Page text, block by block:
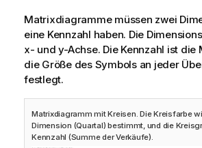
Matrixdiagramme müssen zwei
eine Kennzahl haben. Die
x- und y-Achse. Die Kennzahl ist die
die Größe des Symbols an jeder
festlegt.
Matrixdiagramm mit Kreisen. Die Kreisfarbe
Dimension (Quartal) bestimmt, und die
Kennzahl (Summe der Verkäufe).